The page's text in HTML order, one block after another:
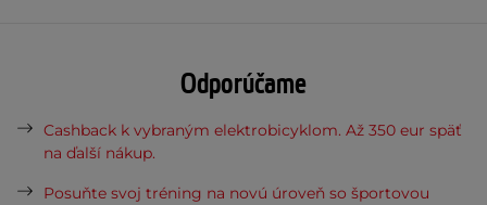
Odporúčame
Cashback k vybraným elektrobicyklom. Až 350 eur späť
na ďalší nákup.
Posuňte svoj tréning na novú úroveň so športovou